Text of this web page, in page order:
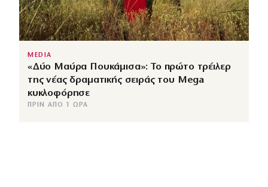
MEDIA
«Δύο Μαύρα Πουκάμισα»: Το πρώτο τρέιλερ
της νέας δραματικής σειράς του Mega
κυκλοφόρησε
ΠΡΙΝ ΑΠΌ 1 ΏΡΑ